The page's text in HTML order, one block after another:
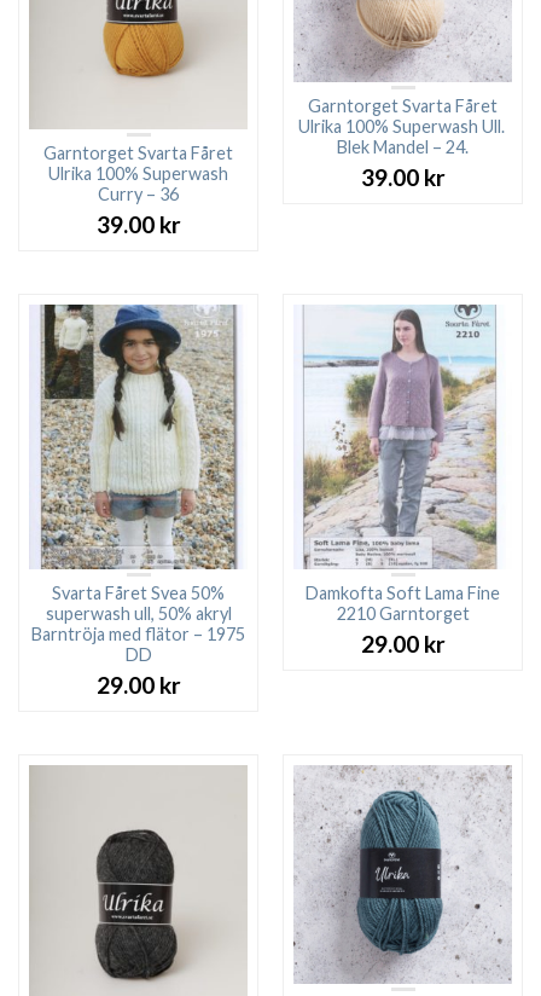
Garntorget Svarta Fåret
Ulrika 100% Superwash
Curry – 36
39.00 kr
Garntorget Svarta Fåret
Ulrika 100% Superwash Ull.
Blek Mandel – 24.
39.00 kr
Svarta Fåret Svea 50%
superwash ull, 50% akryl
Barntröja med flätor – 1975
DD
29.00 kr
Damkofta Soft Lama Fine
2210 Garntorget
29.00 kr